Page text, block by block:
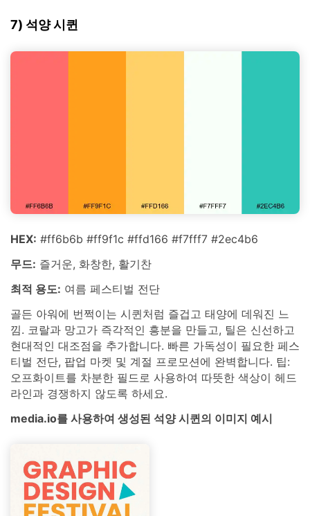
7) 석양 시퀸
HEX: #ff6b6b #ff9f1c #ffd166 #f7fff7 #2ec4b6
무드: 즐거운, 화창한, 활기찬
최적 용도: 여름 페스티벌 전단
골든 아워에 번쩍이는 시퀸처럼 즐겁고 태양에 데워진 느
낌. 코랄과 망고가 즉각적인 흥분을 만들고, 틸은 신선하고
현대적인 대조점을 추가합니다. 빠른 가독성이 필요한 페스
티벌 전단, 팝업 마켓 및 계절 프로모션에 완벽합니다. 팁:
오프화이트를 차분한 필드로 사용하여 따뜻한 색상이 헤드
라인과 경쟁하지 않도록 하세요.
media.io를 사용하여 생성된 석양 시퀸의 이미지 예시